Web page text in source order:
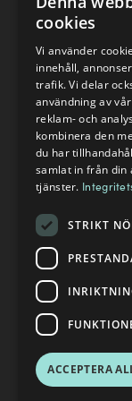
cookies
Vi använder
innehåll,
trafik. Vi delar
användning av
reklam- och
kombinera den
du har
samlat in från din
tjänster.
STRIKT
ACCEPTERA